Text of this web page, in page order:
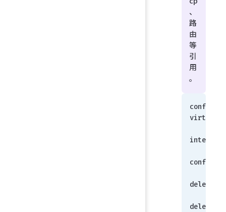
、
路
由
等
引
用
。
config
virtual-
internal
config
delete
delete